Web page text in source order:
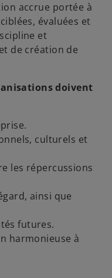
accrue portée à
évaluées et
et
de création de
doivent
culturels et
les répercussions
ainsi que
futures.
harmonieuse à